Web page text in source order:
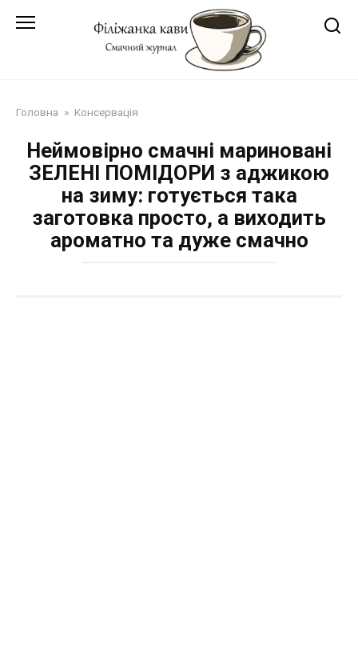
Головна » Консервація
Неймовірно смачні мариновані
ЗЕЛЕНІ ПОМІДОРИ з аджикою
на зиму: готується така
заготовка просто, а виходить
ароматно та дуже смачно